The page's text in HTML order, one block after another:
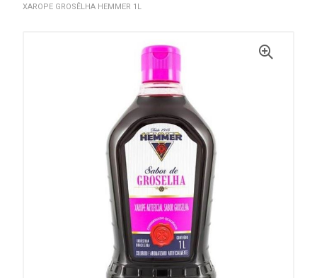
XAROPE GROSÊLHA HEMMER 1L